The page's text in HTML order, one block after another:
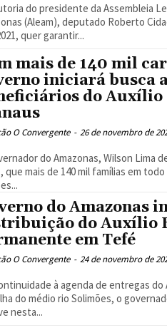
do presidente da Assembleia
(Aleam), deputado Roberto
quer garantir...
mais de 140 mil
iniciará busca
do Auxílio
O Convergente - 26 de novembro de
do Amazonas, Wilson Lima
que mais de 140 mil famílias em
do Amazonas
do Auxílio
em Tefé
O Convergente - 24 de novembro de
à agenda de entregas
do médio rio Solimões, o
nesta...